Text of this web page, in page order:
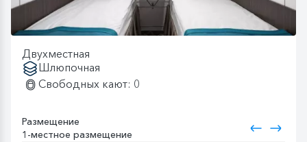
Двухместная
Шлюпочная
Свободных кают: 0
Размещение
1-местное размещение